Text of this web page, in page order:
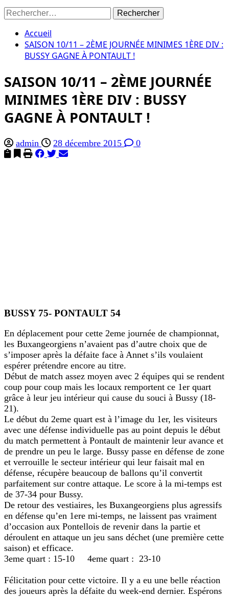
Rechercher :
Accueil
SAISON 10/11 – 2ÈME JOURNÉE MINIMES 1ÈRE DIV :
BUSSY GAGNE À PONTAULT !
SAISON 10/11 – 2ÈME JOURNÉE
MINIMES 1ÈRE DIV : BUSSY
GAGNE À PONTAULT !
admin 28 décembre 2015 0
BUSSY 75- PONTAULT 54
En déplacement pour cette 2eme journée de championnat,
les Buxangeorgiens n’avaient pas d’autre choix que de
s’imposer après la défaite face à Annet s’ils voulaient
espérer prétendre encore au titre.
Début de match assez moyen avec 2 équipes qui se rendent
coup pour coup mais les locaux remportent ce 1er quart
grâce à leur jeu intérieur qui cause du souci à Bussy (18-
21).
Le début du 2eme quart est à l’image du 1er, les visiteurs
avec une défense individuelle pas au point depuis le début
du match permettent à Pontault de maintenir leur avance et
de prendre un peu le large. Bussy passe en défense de zone
et verrouille le secteur intérieur qui leur faisait mal en
défense, récupère beaucoup de ballons qu’il convertit
parfaitement sur contre attaque. Le score à la mi-temps est
de 37-34 pour Bussy.
De retour des vestiaires, les Buxangeorgiens plus agressifs
en défense qu’en 1ere mi-temps, ne laissent pas vraiment
d’occasion aux Pontellois de revenir dans la partie et
déroulent en attaque un jeu sans déchet (une première cette
saison) et efficace.
3eme quart : 15-10 4eme quart : 23-10
Félicitation pour cette victoire. Il y a eu une belle réaction
des joueurs après la défaite du week-end dernier. Espérons